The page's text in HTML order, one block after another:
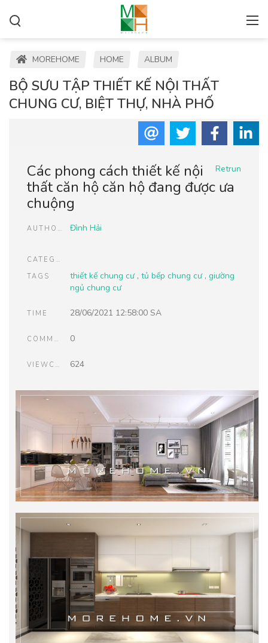
MOREHOME HOME ALBUM
BỘ SƯU TẬP THIẾT KẾ NỘI THẤT
CHUNG CƯ, BIỆT THỰ, NHÀ PHỐ
Retrun
Các phong cách thiết kế nội
thất căn hộ căn hộ đang được ưa
chuộng
AUTHOR Đình Hải
CATEGORIES
TAGS
thiết kế chung cư, tủ bếp chung cư, giường
ngủ chung cư
TIME 28/06/2021 12:58:00 SA
COMMENTS 0
VIEWCOUNT 624